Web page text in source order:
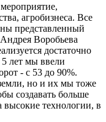
агробизнеса. Все
представленный
Воробьева
достаточно
лет мы ввели
- с 53 до 90%.
но и их мы тоже
создавать больше
высокие технологии, в